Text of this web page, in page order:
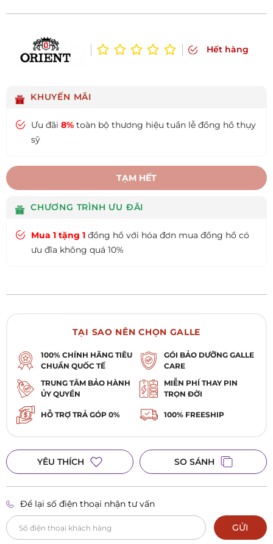
Hết hàng
KHUYẾN MÃI
Ưu đãi 8% toàn bộ thương hiệu tuần lễ đồng hồ thụy
sỹ
TẠM HẾT
CHƯƠNG TRÌNH ƯU ĐÃI
Mua 1 tặng 1 đồng hồ với hóa đơn mua đồng hồ có
ưu đĩa không quá 10%
TẠI SAO NÊN CHỌN GALLE
100% CHÍNH HÃNG TIÊU
CHUẨN QUỐC TẾ
GÓI BẢO DƯỠNG GALLE
CARE
TRUNG TÂM BẢO HÀNH
ỦY QUYỀN
MIỄN PHÍ THAY PIN
TRỌN ĐỜI
HỖ TRỢ TRẢ GÓP 0% 100% FREESHIP
YÊU THÍCH SO SÁNH
Để lại số điện thoại nhận tư vấn
GỬI